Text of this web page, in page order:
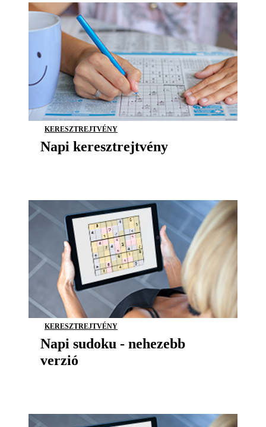
KERESZTREJTVÉNY
Napi keresztrejtvény
KERESZTREJTVÉNY
Napi sudoku - nehezebb
verzió